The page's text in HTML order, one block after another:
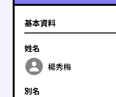
基本資料
姓名
楊秀梅
別名